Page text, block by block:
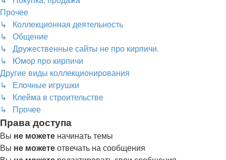
Прочее
↳ Коллекционная деятельность
↳ Общение
↳ Дружественные сайты не про кирпичи.
↳ Юмор про кирпичи
Другие виды коллекционирования
↳ Елочные игрушки
↳ Клейма в строительстве
↳ Прочее
Права доступа
Вы не можете начинать темы
Вы не можетеотвечать на сообщения